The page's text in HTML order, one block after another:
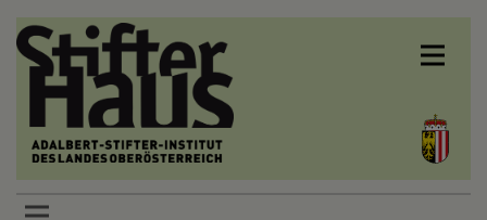
Sprunglinks